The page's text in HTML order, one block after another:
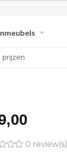
prijzen
0 review(s)